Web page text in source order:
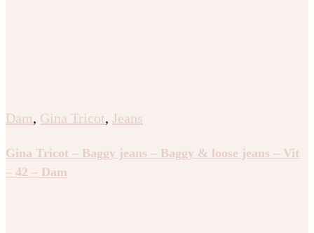
Dam, Gina Tricot, Jeans
Gina Tricot – Baggy jeans – Baggy & loose jeans – Vit
– 42 – Dam